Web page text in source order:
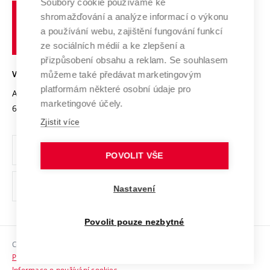
Výzkumné infrastruktury
Transfer znalostí
Open Science
Projekty
Projekty ze strukturálních fondů
Specifický výzkum
Služby univerzity
Mezinárodní dohody
Univerzitní sítě
Udržitelná univerzita
Podnikavá univerzita / ContriBUTe
Bezpečná univerzita
Vyznamenání
Organizační struktura
Ochrana osobních údajů
odkaz)
Sociální bezpečí
HR Award
učení
technické
VYSOKÉ UČENÍ TECHNICKÉ V BRNĚ
Antonínská 548/1
602 00 Brno
www.vut.cz
vut@vutbr.cz
Copyright © 2026 VUT
Prohlášení o přístupnosti
Soubory cookie používáme ke
shromažďování a analýze informací o výkonu
a používání webu, zajištění fungování funkcí
ze sociálních médií a ke zlepšení a
přizpůsobení obsahu a reklam. Se souhlasem
můžeme také předávat marketingovým
platformám některé osobní údaje pro
marketingové účely.
Zjistit více
POVOLIT VŠE
Nastavení
Povolit pouze nezbytné